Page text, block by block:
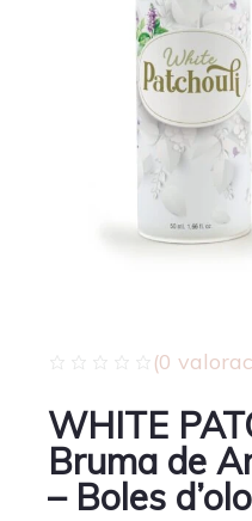
(0
WHITE
Bruma de
– Boles